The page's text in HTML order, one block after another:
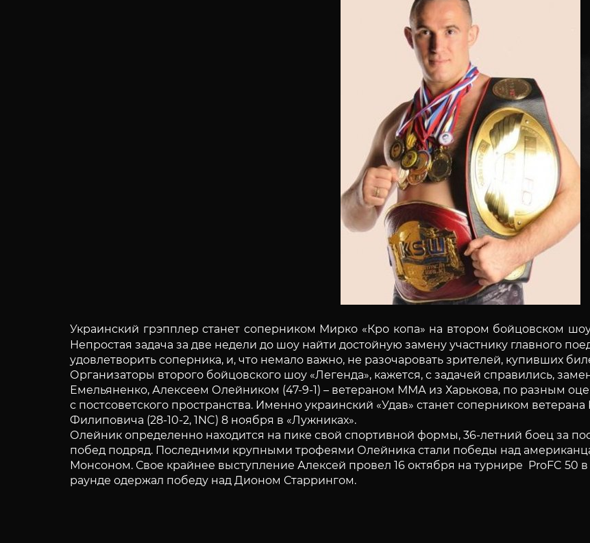
Украинский грэпплер станет соперником Мирко «Кро копа» на втором бойцовском
Непростая задача за две недели до шоу найти достойную замену участнику главного
удовлетворить соперника, и, что немало важно, не разочаровать зрителей, купивших
Организаторы второго бойцовского шоу «Легенда», кажется, с задачей справились,
Емельяненко, Алексеем Олейником (47-9-1) – ветераном ММА из Харькова, по разным
с постсоветского пространства. Именно украинский «Удав» станет соперником ветерана
Филиповича (28-10-2, 1NC) 8 ноября в «Лужниках».
Олейник определенно находится на пике свой спортивной формы, 36-летний боец за
побед подряд. Последними крупными трофеями Олейника стали победы над
Монсоном. Свое крайнее выступление Алексей провел 16 октября на турнире ProFC
раунде одержал победу над Дионом Старрингом.